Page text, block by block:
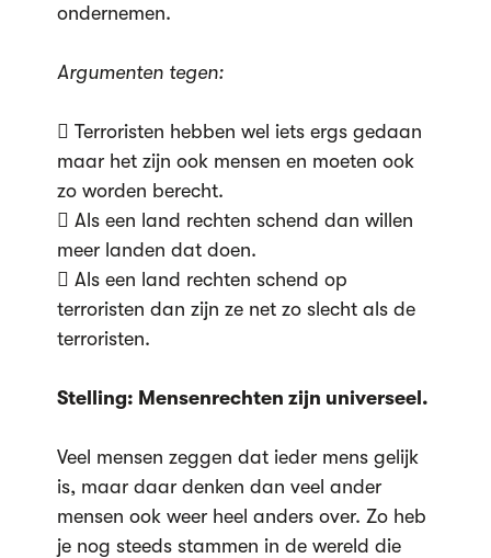
ondernemen.
Argumenten tegen:
 Terroristen hebben wel iets ergs gedaan
maar het zijn ook mensen en moeten ook
zo worden berecht.
 Als een land rechten schend dan willen
meer landen dat doen.
 Als een land rechten schend op
terroristen dan zijn ze net zo slecht als de
terroristen.
Stelling: Mensenrechten zijn universeel.
Veel mensen zeggen dat ieder mens gelijk
is, maar daar denken dan veel ander
mensen ook weer heel anders over. Zo heb
je nog steeds stammen in de wereld die